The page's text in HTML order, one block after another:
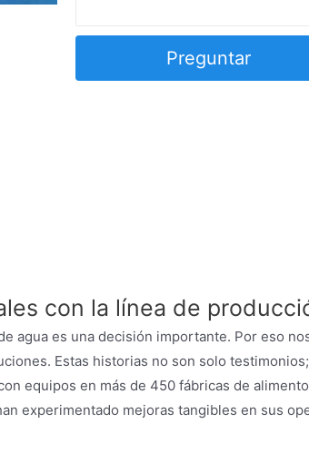
Preguntar
con la línea de
agua es una decisión importante. Por eso
Estas historias no son solo
equipos en más de 450 fábricas de
experimentado mejoras tangibles en sus